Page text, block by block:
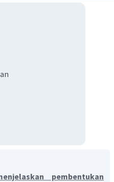
pembentukan